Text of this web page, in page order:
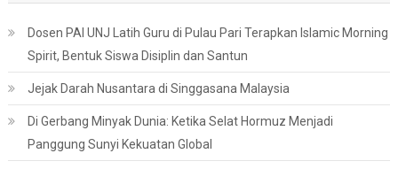
Dosen PAI UNJ Latih Guru di Pulau Pari Terapkan Islamic Morning
Spirit, Bentuk Siswa Disiplin dan Santun
Jejak Darah Nusantara di Singgasana Malaysia
Di Gerbang Minyak Dunia: Ketika Selat Hormuz Menjadi
Panggung Sunyi Kekuatan Global